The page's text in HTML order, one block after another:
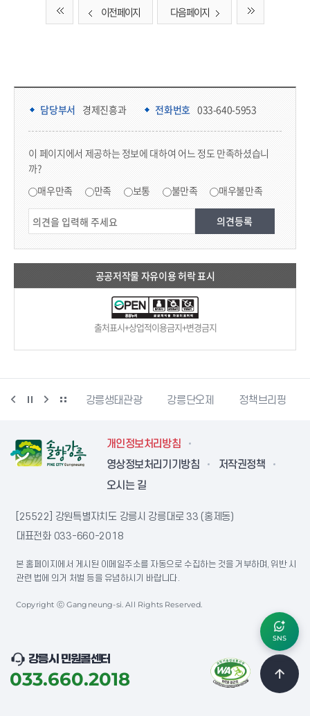
이전 페이지 다음 페이지
담당부서 정보 & 컨텐츠 만족도 조사 & 공공저작물 자유이용 허락 표시
담당부서 경제진흥과 전화번호 033-640-5953
이 페이지에서 제공하는 정보에 대하여 어느 정도 만족하셨습니
까?
매우만족 만족 보통 불만족 매우불만족
공공저작물 자유이용 허락 표시
출처표시+상업적이용금지+변경금지
동물사랑센터 강릉생태관광 강릉단오제 정책브리핑
개인정보처리방침
영상정보처리기기방침
저작권정책
오시는 길
[25522] 강원특별자치도 강릉시 강릉대로 33 (홍제동)
대표전화 033-660-2018
본 홈페이지에서 게시된 이메일주소를 자동으로 수집하는 것을 거부하며, 위반 시
관련 법에 의거 처벌 등을 유념하시기 바랍니다.
Copyright ⓒ Gangneung-si. All Rights Reserved.
강릉시 민원콜센터
033.660.2018
SNS